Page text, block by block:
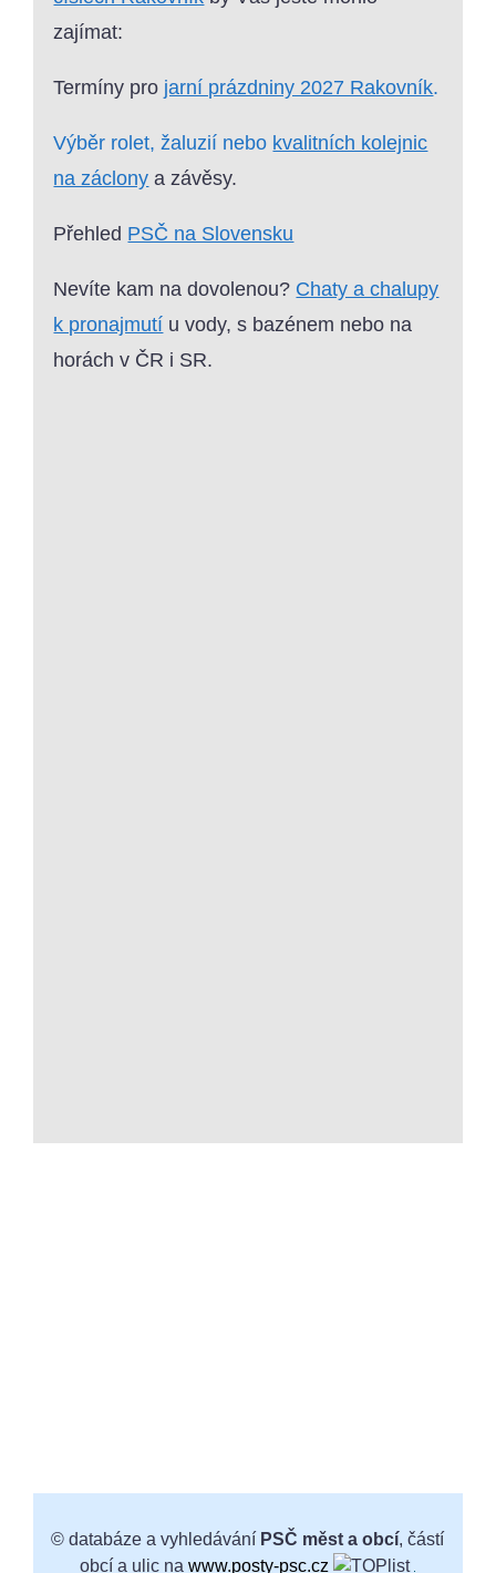
zajímat:
Termíny pro jarní prázdniny 2027 Rakovník.
Výběr rolet, žaluzií nebo kvalitních kolejnic
na záclony a závěsy.
Přehled PSČ na Slovensku
Nevíte kam na dovolenou? Chaty a chalupy
k pronajmutí u vody, s bazénem nebo na
horách v ČR i SR.
© databáze a vyhledávání PSČ měst a obcí, částí
obcí a ulic nawww.posty-psc.cz